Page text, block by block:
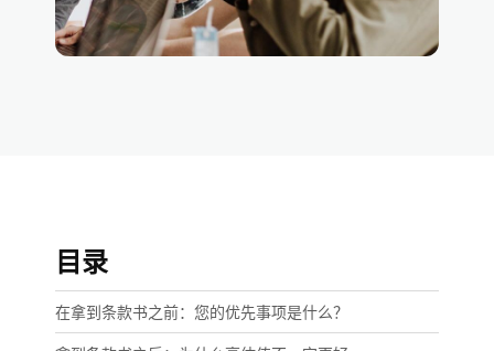
目录
在拿到条款书之前：您的优先事项是什么？